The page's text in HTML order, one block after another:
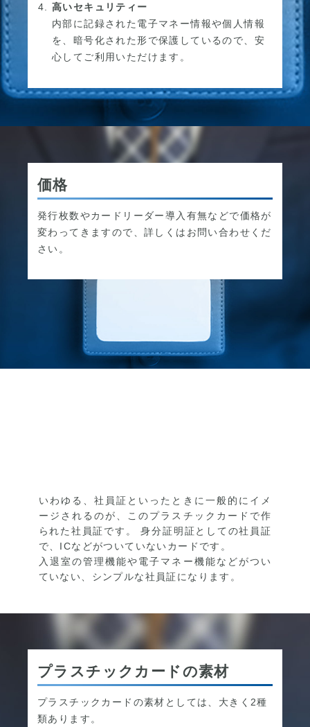
高いセキュリティー
内部に記録された電子マネー情報や個人情報
を、暗号化された形で保護しているので、安
心してご利用いただけます。
価格
発行枚数やカードリーダー導入有無などで価格が
変わってきますので、詳しくはお問い合わせくだ
さい。
いわゆる、社員証といったときに一般的にイメ
ージされるのが、このプラスチックカードで作
られた社員証です。 身分証明証としての社員証
で、ICなどがついていないカードです。
入退室の管理機能や電子マネー機能などがつい
ていない、シンプルな社員証になります。
プラスチックカードの素材
プラスチックカードの素材としては、大きく2種
類あります。